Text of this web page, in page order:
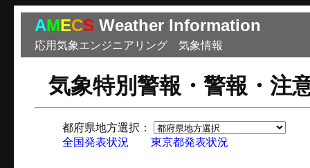
AMECS Weather Information
応用気象エンジニアリング 気象情報
気象特別警報・警報・注
都府県地方選択：
全国発表状況
東京都発表状況